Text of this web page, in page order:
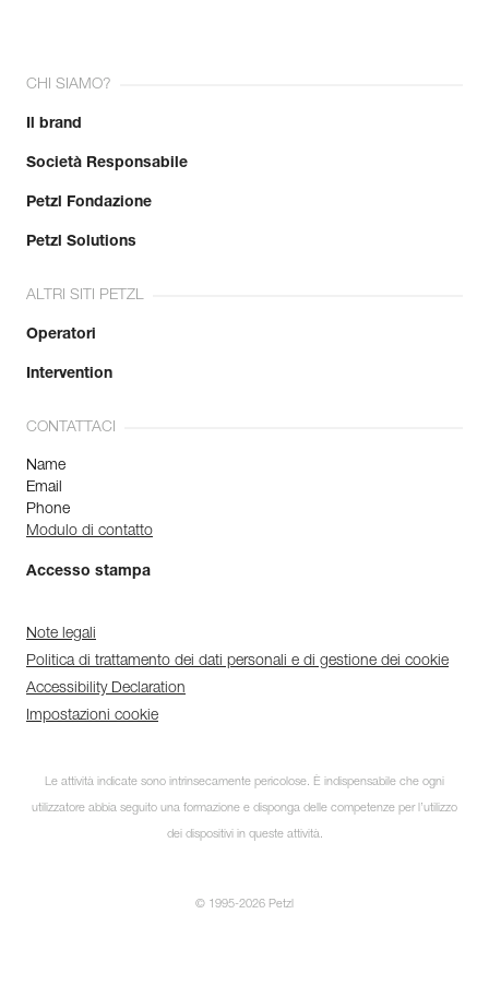
CHI SIAMO?
Il brand
Società Responsabile
Petzl Fondazione
Petzl Solutions
ALTRI SITI PETZL
Operatori
Intervention
CONTATTACI
Name
Email
Phone
Modulo di contatto
Accesso stampa
Note legali
Politica di trattamento dei dati personali e di gestione dei cookie
Accessibility Declaration
Impostazioni cookie
Le attività indicate sono intrinsecamente pericolose. È indispensabile che ogni
utilizzatore abbia seguito una formazione e disponga delle competenze per l’utilizzo
dei dispositivi in queste attività.
© 1995-2026 Petzl